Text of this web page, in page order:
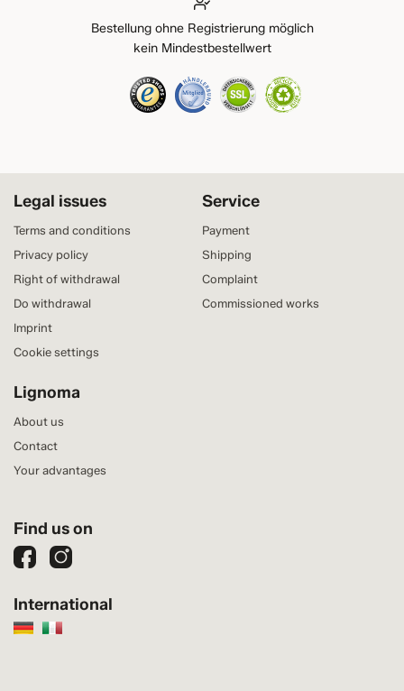
Bestellung ohne Registrierung möglich
kein Mindestbestellwert
Service
Payment
Shipping
Complaint
Commissioned works
Legal issues
Terms and conditions
Privacy policy
Right of withdrawal
Do withdrawal
Imprint
Cookie settings
Lignoma
About us
Contact
Your advantages
Find us on
International